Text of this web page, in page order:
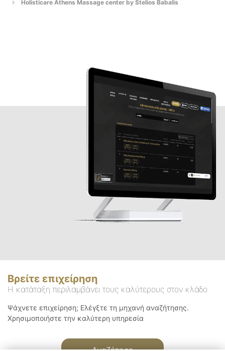
Holisticare Athens Massage center by Stelios Babalis
Βρείτε επιχείρηση
Η κατάταξη περιλαμβάνει τους καλύτερους στον κλάδο
Ψάχνετε επιχείρηση; Ελέγξτε τη μηχανή αναζήτησης.
Χρησιμοποιήστε την καλύτερη υπηρεσία